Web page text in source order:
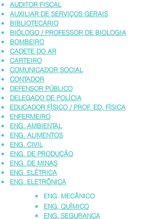
AUDITOR FISCAL
AUXILIAR DE SERVIÇOS GERAIS
BIBLIOTECÁRIO
BIÓLOGO / PROFESSOR DE BIOLOGIA
BOMBEIRO
CADETE DO AR
CARTEIRO
COMUNICADOR SOCIAL
CONTADOR
DEFENSOR PÚBLICO
DELEGADO DE POLÍCIA
EDUCADOR FÍSICO / PROF. ED. FÍSICA
ENFERMEIRO
ENG. AMBIENTAL
ENG. ALIMENTOS
ENG. CIVIL
ENG. DE PRODUÇÃO
ENG. DE MINAS
ENG. ELÉTRICA
ENG. ELETRÔNICA
ENG. MECÂNICO
ENG. QUÍMICO
ENG. SEGURANÇA